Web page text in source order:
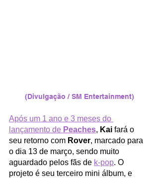
(Divulgação / SM Entertainment)
Após um 1 ano e 3 meses do
lançamento de Peaches, Kai fará o
seu retorno com Rover, marcado para
o dia 13 de março, sendo muito
aguardado pelos fãs de k-pop. O
projeto é seu terceiro mini álbum, e